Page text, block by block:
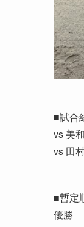
■試合
vs 美
vs 田
■暫定
優勝